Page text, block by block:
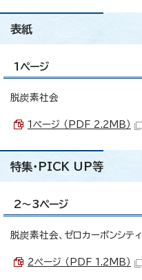
表紙
1ページ
脱炭素社会
1ページ （PDF 2.2MB）
特集・PICK UP等
2～3ページ
脱炭素社会、ゼロカーボンシティ
2ページ （PDF 1.2MB）